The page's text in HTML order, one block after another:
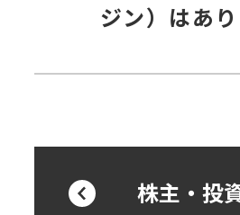
ジン）はあ
株主・投